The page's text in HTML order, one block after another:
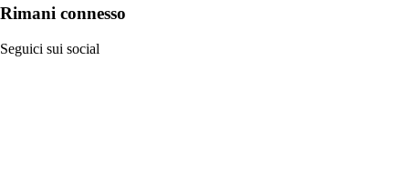
Rimani connesso
Seguici sui social